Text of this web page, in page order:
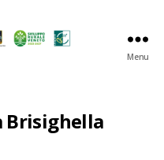
Menu
Brisighella